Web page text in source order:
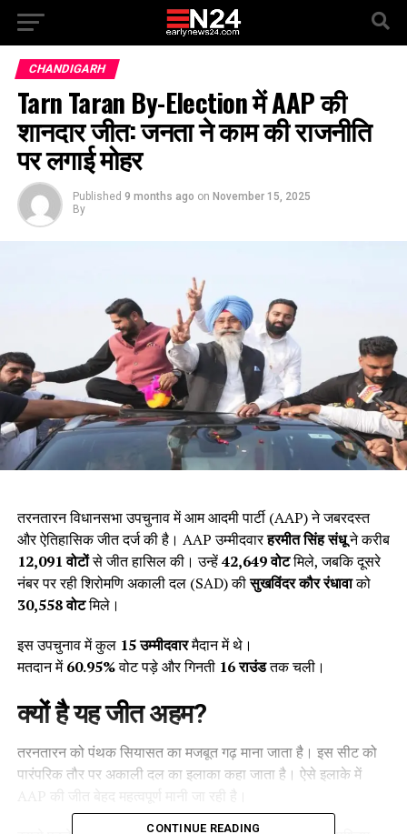
CHANDIGARH
Tarn Taran By-Election में AAP की
शानदार जीत: जनता ने काम की राजनीति
पर लगाई मोहर
Published 9 months ago on November 15, 2025
By
तरनतारन विधानसभा उपचुनाव में आम आदमी पार्टी (AAP) ने जबरदस्त
और ऐतिहासिक जीत दर्ज की है। AAP उम्मीदवारहरमीत सिंह संधूने करीब
12,091वोटोंसे जीत हासिल की। उन्हें42,649वोटमिले, जबकि दूसरे
नंबर पर रही शिरोमणि अकाली दल (SAD) कीसुखविंदर कौर रंधावाको
30,558वोटमिले।
इस उपचुनाव में कुल 15उम्मीदवारमैदान में थे।
मतदान में60.95%वोट पड़े और गिनती 16राउंडतक चली।
क्यों है यह जीत अहम?
तरनतारन को पंथक सियासत का मजबूत गढ़ माना जाता है। इस सीट को
पारंपरिक तौर पर अकाली दल का इलाका कहा जाता है। ऐसे इलाके में
AAP की जीत बेहद महत्वपूर्ण मानी जा रही है।
CONTINUE READING